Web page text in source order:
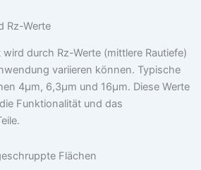
Rz-Werte
durch Rz-Werte (mittlere Rautiefe)
variieren können. Typische
4µm, 6,3µm und 16µm. Diese Werte
Funktionalität und das
Flächen